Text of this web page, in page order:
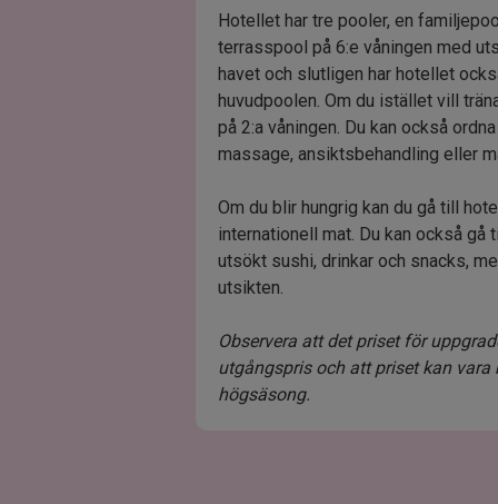
Hotellet har tre pooler, en
terrasspool på 6:e våningen med
havet och slutligen har hotellet
huvudpoolen. Om du istället vill
på 2:a våningen. Du kan också
massage, ansiktsbehandling eller
Om du blir hungrig kan du gå till
internationell mat. Du kan också gå
utsökt sushi, drinkar och snacks,
utsikten.
Observera att det priset för
utgångspris och att priset kan vara
högsäsong.